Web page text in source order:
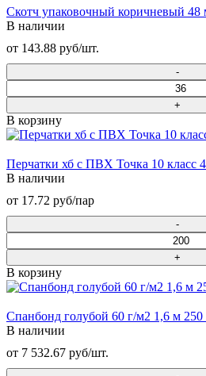
Скотч упаковочный коричневый
В наличии
от 143.88 руб/шт.
В корзину
Перчатки хб с ПВХ Точка 10 класс
В наличии
от 17.72 руб/пар
В корзину
Спанбонд голубой 60 г/м2 1,6 м
В наличии
от 7 532.67 руб/шт.